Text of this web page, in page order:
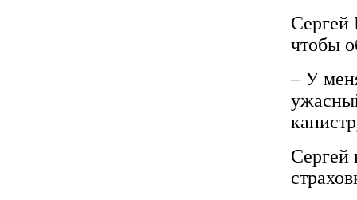
Сергей
чтобы
– У
Сергей